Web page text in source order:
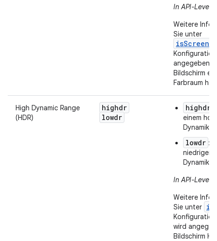
In API-Level
Weitere
Sie unter
angegeben
Bildschirm
Farbraum hat.
High Dynamic Range
(HDR)
highdr
lowdr
highdr
einem
lowdr :
niedrigen/
In API-Level
Weitere
Sie unter
wird
Bildschirm